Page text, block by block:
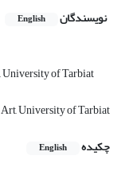
نویسندگان English
University of Tarbiat
University of Tarbiat
چکیده
English